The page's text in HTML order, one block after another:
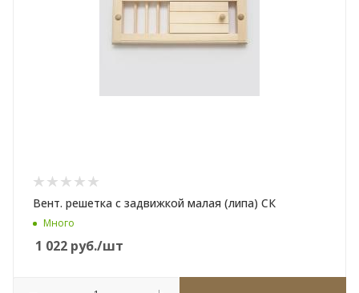
Вент. решетка с задвижкой малая (липа) СК
Много
1 022 руб./шт